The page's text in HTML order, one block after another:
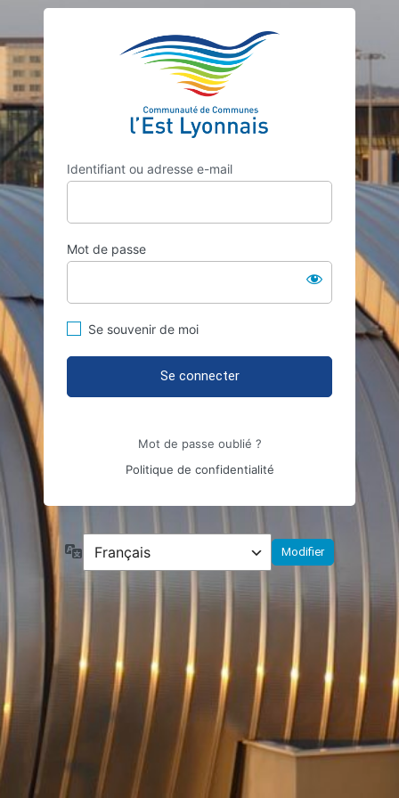
connecter
https://
Identifiant ou adresse e-mail
Mot de passe
Se souvenir de moi
Mot de passe oublié ?
Politique de confidentialité
Langue